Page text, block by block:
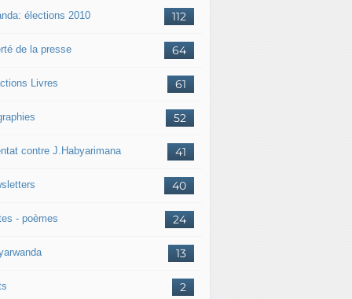
112
élections 2010
64
de la presse
61
Livres
52
41
contre J.Habyarimana
40
24
- poèmes
13
2